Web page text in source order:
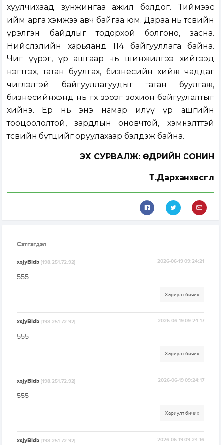
хуулчихаад зунжингаа ажил болдог. Тиймээс
ийм арга хэмжээ авч байгаа юм. Дараа нь төсвийн
үрэлгэн байдлыг тодорхой болгоно, засна.
Нийслэлийн харьяанд 114 байгууллага байна.
Чиг үүрэг, үр ашгаар нь шинжилгээ хийгээд
нэгтгэх, татан буулгах, бизнесийн хийж чаддаг
чиглэлтэй байгууллагуудыг татан буулгаж,
бизнесийнхэнд нь өгөх зэрэг зохион байгуулалтыг
хийнэ. Ер нь энэ намар илүү үр ашгийн
тооцоололтой, зардлын оновчтой, хэмнэлттэй
төсвийн бүтцийг оруулахаар бэлдэж байна.
ЭХ СУРВАЛЖ: ӨДРИЙН СОНИН
Т.Дарханхөвсгөл
Сэтгэгдэл
xsjyBldb[198.251.72.92] 2026-06-19 09:24:21
555
Хариулт бичих
xsjyBldb[198.251.72.92] 2026-06-19 09:24:17
555
Хариулт бичих
xsjyBldb[198.251.72.92] 2026-06-19 09:24:17
555
Хариулт бичих
xsjyBldb[198.251.72.92] 2026-06-19 09:24:16